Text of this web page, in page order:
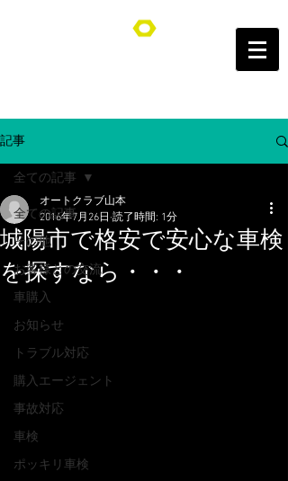
オートクラブ山本/Auto Club YAMAMOTO
記事
全ての記事
その他
お客様との交流
車購入
お知らせ
トラブル対応
購入エージェント
事故対応
車検
ポッキリ車検
全ての記事
城陽市で格安で安心な車検
を探すなら・・・
オートクラブ山本
2016年7月26日 読了時間: 1分